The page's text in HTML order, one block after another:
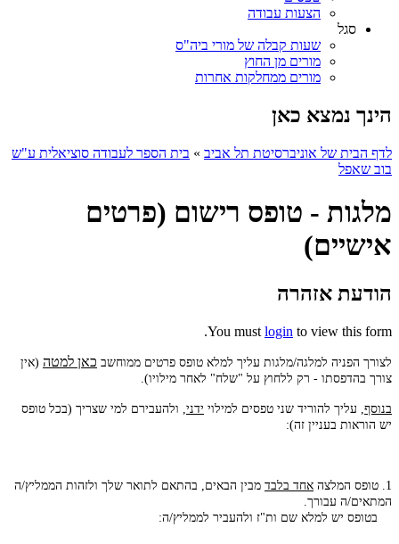
הצעות עבודה
סגל
שעות קבלה של מורי ביה"ס
מורים מן החוץ
מורים ממחלקות אחרות
הינך נמצא כאן
לדף הבית של אוניברסיטת תל אביב » בית הספר לעבודה סוציאלית ע"ש
בוב שאפל
מלגות - טופס רישום (פרטים
אישיים)
הודעת אזהרה
You must login to view this form.
לצורך הפניה למלגה/מלגות עליך למלא טופס פרטים ממוחשב כאן למטה (אין
צורך בהדפסתו - רק ללחוץ על "שלח" לאחר מילויו).
בנוסף, עליך להוריד שני טפסים למילוי ידני , ולהעבירם למי שצריך (בכל טופס
יש הוראות בעניין זה):
1. טופס המלצה אחד בלבד מבין הבאים, בהתאם לתואר שלך ולזהות הממליץ/ה
המתאים/ה עבורך.
​ בטופס יש למלא שם ות"ז ולהעביר לממליץ/ה: